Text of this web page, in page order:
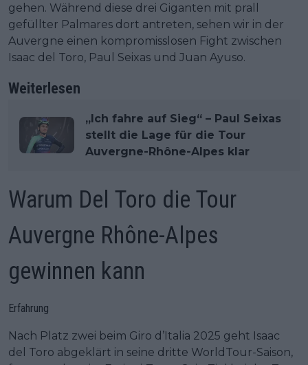
gehen. Während diese drei Giganten mit prall
gefüllter Palmares dort antreten, sehen wir in der
Auvergne einen kompromisslosen Fight zwischen
Isaac del Toro, Paul Seixas und Juan Ayuso.
Weiterlesen
„Ich fahre auf Sieg“ – Paul Seixas
stellt die Lage für die Tour
Auvergne-Rhône-Alpes klar
Warum Del Toro die Tour
Auvergne Rhône-Alpes
gewinnen kann
Erfahrung
Nach Platz zwei beim Giro d’Italia 2025 geht Isaac
del Toro abgeklärt in seine dritte WorldTour-Saison,